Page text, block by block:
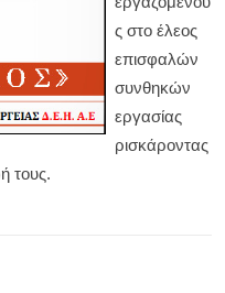
ς στο έλεος
επισφαλών
συνθηκών
εργασίας
ρισκάροντας
τους.